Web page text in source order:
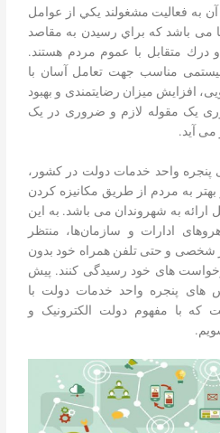
به فعاليت مشغولند يكي از عوامل
می باشد که براي رسيدن به مقاصد
درك متقابل با عموم مردم هستند.
مناسب جهت تعامل آسان با
افزایش میزان رضایتمندی و بهبود
یک مقوله لازم و ضروری در یک
آید.
پنجره واحد خدمات دولت در کشور،
به مردم از طریق مکانیزه کردن
ارائه به شهروندان می باشد. به این
ادارات و سازمان‌ها، منتظر
شخصی و حتی تلفن همراه خود بدون
های خود رسیدگی کنند. پیش
های پنجره واحد خدمات دولت با
که با مفهوم دولت الکترونیک و